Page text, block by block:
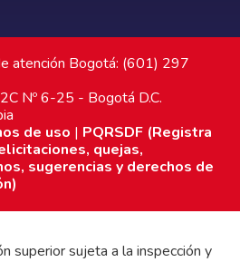
atención Bogotá: (601) 297
Nº 6-25 - Bogotá D.C.
de uso | PQRSDF (Registra
quejas,
sugerencias y derechos de
superior sujeta a la inspección y